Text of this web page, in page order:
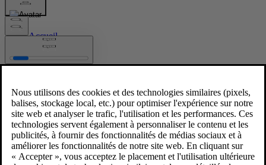
Images
Accueil
New Volvo XC90 Lifestyle
9/4/2024